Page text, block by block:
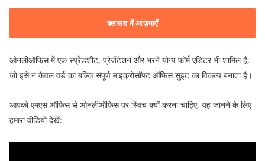
क्लाउड में आज़माएँ
ओनलीऑफिस में एक स्प्रेडशीट, प्रेजेंटेशन और भरने योग्य फॉर्म एडिटर भी शामिल हैं,
जो इसे न केवल वर्ड का बल्कि संपूर्ण माइक्रोसॉफ्ट ऑफिस सुइट का विकल्प बनाता है।
आपको एमएस ऑफिस से ओनलीऑफिस पर स्विच क्यों करना चाहिए, यह जानने के लिए
हमारा वीडियो देखें: